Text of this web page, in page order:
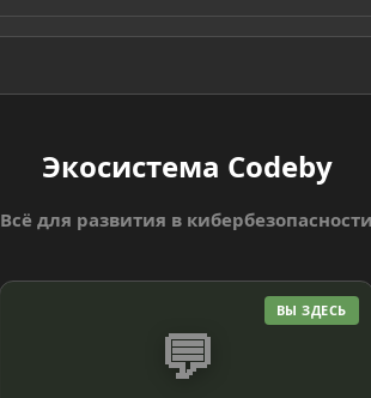
Экосистема Codeby
Всё для развития в кибербезопасности
ВЫ ЗДЕСЬ
💬